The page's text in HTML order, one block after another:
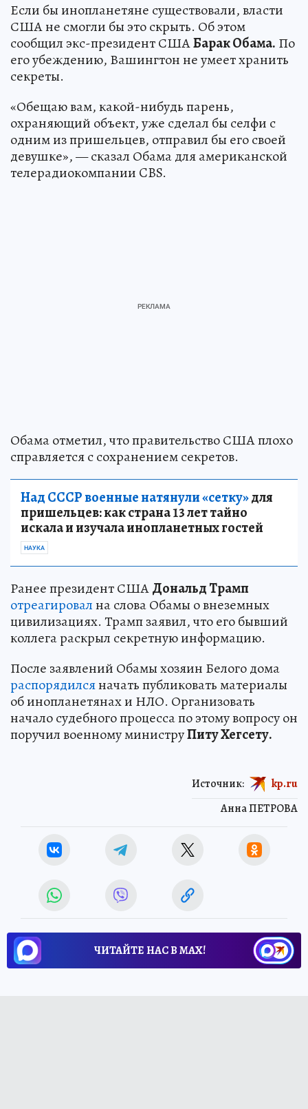
Если бы инопланетяне существовали, власти
США не смогли бы это скрыть. Об этом
сообщил экс-президент СШАБарак Обама. По
его убеждению, Вашингтон не умеет хранить
секреты.
«Обещаю вам, какой-нибудь парень,
охраняющий объект, уже сделал бы селфи с
одним из пришельцев, отправил бы его своей
девушке», — сказал Обама для американской
телерадиокомпании CBS.
Обама отметил, что правительство США плохо
справляется с сохранением секретов.
Над СССР военные натянули «сетку»для
пришельцев: как страна 13 лет тайно
искала и изучала инопланетных гостей
НАУКА
Ранее президент СШАДональд Трамп
отреагировална слова Обамы о внеземных
цивилизациях. Трамп заявил, что его бывший
коллега раскрыл секретную информацию.
После заявлений Обамы хозяин Белого дома
распорядилсяначать публиковать материалы
об инопланетянах и НЛО. Организовать
начало судебного процесса по этому вопросу он
поручил военному министруПиту Хегсету.
Анна ПЕТРОВА
Источник: kp.ru
ЧИТАЙТЕ НАС В МАХ!